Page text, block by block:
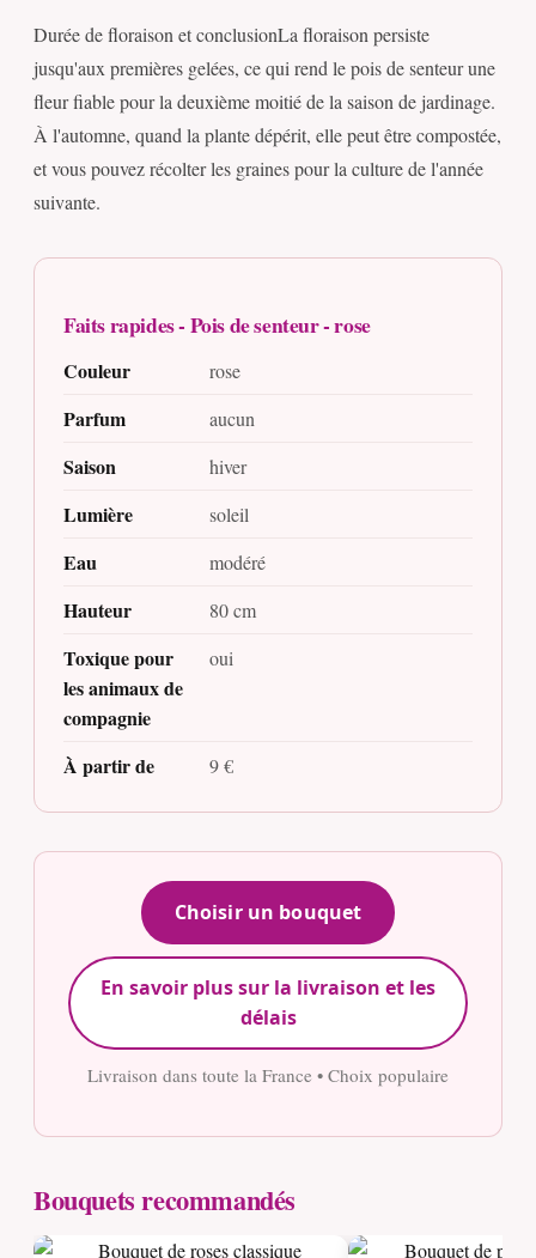
Durée de floraison et conclusionLa floraison persiste
jusqu'aux premières gelées, ce qui rend le pois de senteur une
fleur fiable pour la deuxième moitié de la saison de jardinage.
À l'automne, quand la plante dépérit, elle peut être compostée,
et vous pouvez récolter les graines pour la culture de l'année
suivante.
Faits rapides - Pois de senteur - rose
Couleur rose
Parfum aucun
Saison hiver
Lumière soleil
Eau modéré
Hauteur 80 cm
Toxique pour
les animaux de
compagnie
oui
À partir de 9 €
Choisir un bouquet
En savoir plus sur la livraison et les
délais
Livraison dans toute la France • Choix populaire
Bouquets recommandés